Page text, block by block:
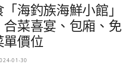
海釣族海鮮小館」
菜喜宴、包廂、免
價位
01-30